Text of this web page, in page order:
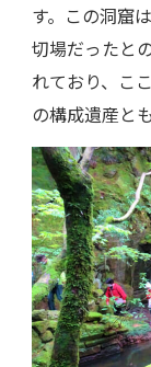
す。この洞窟
切場だったと
れており、こ
の構成遺産と